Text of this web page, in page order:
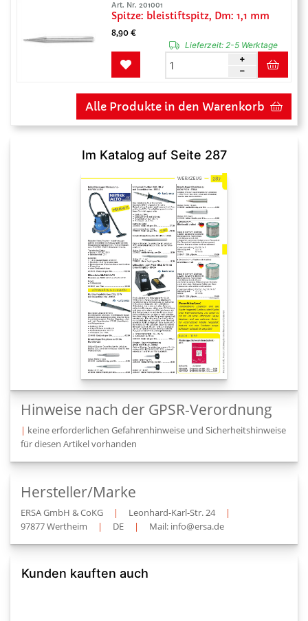
Art. Nr. 201001
Spitze: bleistiftspitz, Dm: 1,1 mm
8,90 €
Lieferzeit:2-5 Werktage
Alle Produkte in den Warenkorb
Im Katalog auf Seite 287
Hinweise nach der GPSR-Verordnung
| keine erforderlichen Gefahrenhinweise und Sicherheitshinweise
für diesen Artikel vorhanden
Hersteller/Marke
ERSA GmbH & CoKG | Leonhard-Karl-Str. 24
|
97877 Wertheim
| DE | Mail: info@ersa.de
Kunden kauften auch